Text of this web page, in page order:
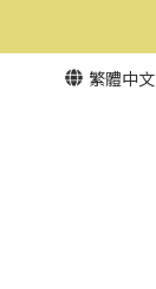
繁體中文